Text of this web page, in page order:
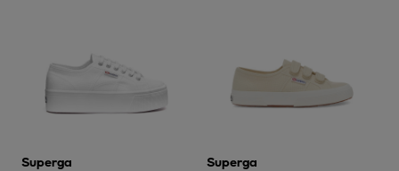
Superga Superga